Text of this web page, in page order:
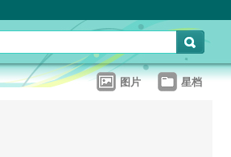
图片 星档